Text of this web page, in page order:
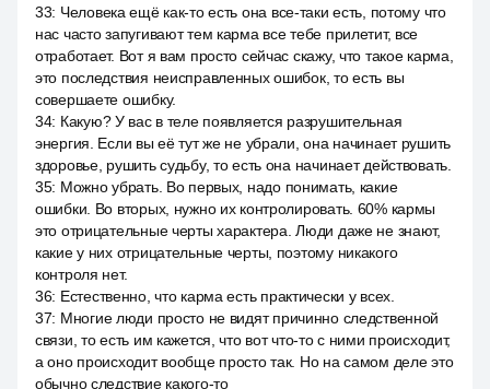
33: Человека ещё как-то есть она все-таки есть, потому что
нас часто запугивают тем карма все тебе прилетит, все
отработает. Вот я вам просто сейчас скажу, что такое карма,
это последствия неисправленных ошибок, то есть вы
совершаете ошибку.
34: Какую? У вас в теле появляется разрушительная
энергия. Если вы её тут же не убрали, она начинает рушить
здоровье, рушить судьбу, то есть она начинает действовать.
35: Можно убрать. Во первых, надо понимать, какие
ошибки. Во вторых, нужно их контролировать. 60% кармы
это отрицательные черты характера. Люди даже не знают,
какие у них отрицательные черты, поэтому никакого
контроля нет.
36: Естественно, что карма есть практически у всех.
37: Многие люди просто не видят причинно следственной
связи, то есть им кажется, что вот что-то с ними происходит,
а оно происходит вообще просто так. Но на самом деле это
обычно следствие какого-то